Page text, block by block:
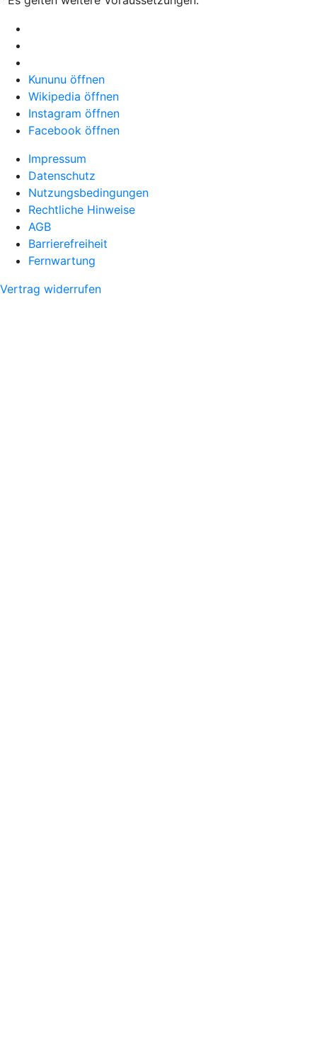
Kununu öffnen
Wikipedia öffnen
Instagram öffnen
Facebook öffnen
Impressum
Datenschutz
Nutzungsbedingungen
Rechtliche Hinweise
AGB
Barrierefreiheit
Fernwartung
Vertrag widerrufen